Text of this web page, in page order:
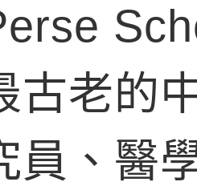
古老的
員、醫